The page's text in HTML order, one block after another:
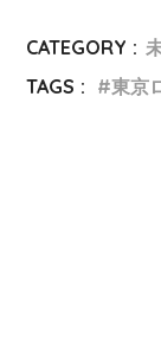
CATEGORY :
TAGS :
東京